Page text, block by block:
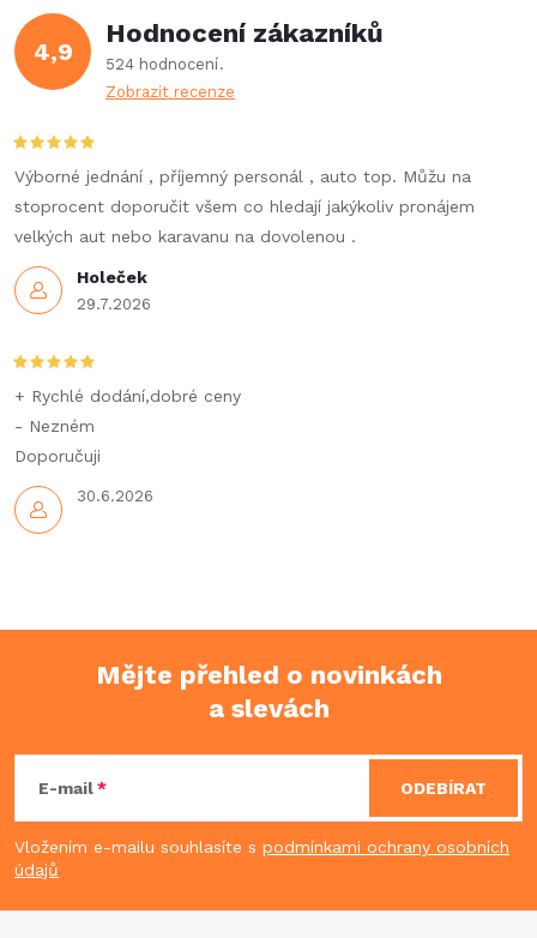
í
p
v
k
y
v
ý
p
i
s
v
á
n
4,9
Hodnocení zákazníků
524 hodnocení
Zobrazit recenze
Holeček
29.7.2026
Výborné jednání , příjemný personál , auto top. Můžu na
stoprocent doporučit všem co hledají jakýkoliv pronájem
velkých aut nebo karavanu na dovolenou .
30.6.2026
+ Rychlé dodání,dobré ceny
- Nezném
Doporučuji
p
a
Mějte přehled o novinkách
a slevách
E-mail
Vložením e-mailu souhlasíte s podmínkami ochrany osobních
údajů
ODEBÍRAT